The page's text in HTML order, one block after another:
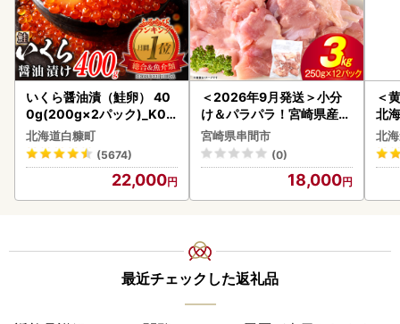
いくら醤油漬（鮭卵） 40
0g(200g×2パック)_K02
2-1676
北海道白糠町
(5674)
22,000
＜2026年9月発送＞小分
け＆パラパラ！宮崎県産鶏
ももカット合計3kg_K043
-009-2609
宮崎県串間市
(0)
18,000
＜
北
北
最近チェックした返礼品